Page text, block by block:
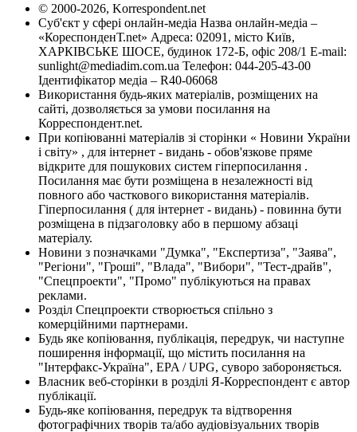
© 2000-2026, Korrespondent.net
Суб'єкт у сфері онлайн-медіа Назва онлайн-медіа –
«КореспонденТ.net» Адреса: 02091, місто Київ,
ХАРКІВСЬКЕ ШОСЕ, будинок 172-Б, офіс 208/1 E-mail:
sunlight@mediadim.com.ua Телефон: 044-205-43-00
Ідентифікатор медіа – R40-06068
Використання будь-яких матеріалів, розміщених на
сайті, дозволяється за умови посилання на
Корреспондент.net.
При копіюванні матеріалів зі сторінки « Новини України
і світу» , для інтернет - видань - обов'язкове пряме
відкрите для пошукових систем гіперпосилання .
Посилання має бути розміщена в незалежності від
повного або часткового використання матеріалів.
Гіперпосилання ( для інтернет - видань) - повинна бути
розміщена в підзаголовку або в першому абзаці
матеріалу.
Новини з позначками "Думка", "Експертиза", "Заява",
"Регіони", "Гроші", "Влада", "Вибори", "Тест-драйв",
"Спецпроекти", "Промо" публікуються на правах
реклами.
Розділ Спецпроекти створюється спільно з
комерційними партнерами.
Будь яке копіювання, публікація, передрук, чи наступне
поширення інформації, що містить посилання на
"Інтерфакс-Україна", EPA / UPG, суворо забороняється.
Власник веб-сторінки в розділі Я-Корреспондент є автор
публікації.
Будь-яке копіювання, передрук та відтворення
фотографічних творів та/або аудіовізуальних творів